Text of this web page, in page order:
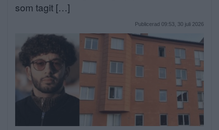
som tagit […]
Publicerad 09:53, 30 juli 2026